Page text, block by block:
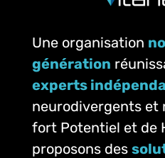
Une organisation
génération
experts
neurodivergents et
fort Potentiel et de
proposons des